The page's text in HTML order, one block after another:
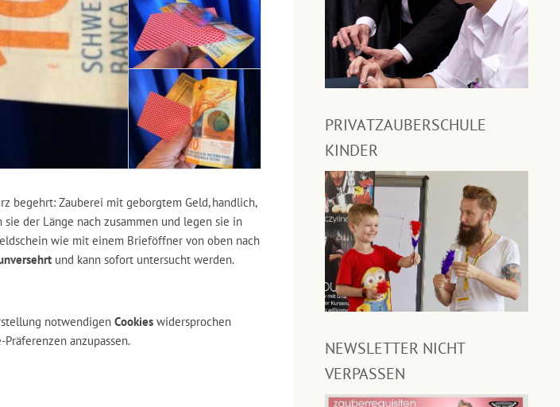
begehrt: Zauberei mit geborgtem Geld, handlich,
der Länge nach zusammen und legen sie in
wie mit einem Brieföffner von oben nach
und kann sofort untersucht werden.
notwendigen Cookieswidersprochen
Präferenzen anzupassen.
PRIVATZAUBERSCHULE
KINDER
NEWSLETTER NICHT
VERPASSEN